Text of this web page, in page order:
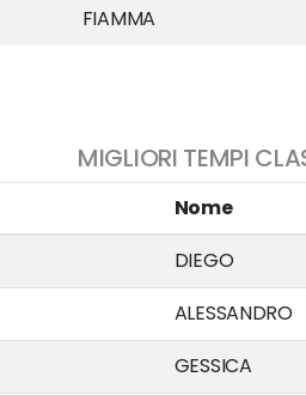
FIAMMA
MIGLIORI TEMPI
Nome
DIEGO
ALESSANDRO
GESSICA